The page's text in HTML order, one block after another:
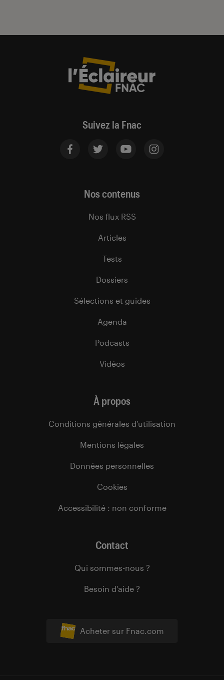
Suivez la Fnac
Acheter sur Fnac.com
Nos contenus
Nos flux RSS
Articles
Tests
Dossiers
Sélections et guides
Agenda
Podcasts
Vidéos
À propos
Conditions générales d’utilisation
Mentions légales
Données personnelles
Cookies
Accessibilité : non conforme
Contact
Qui sommes-nous ?
Besoin d’aide ?